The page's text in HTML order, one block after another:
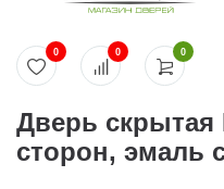
0
0 0
Дверь скрытая
сторон, эмаль